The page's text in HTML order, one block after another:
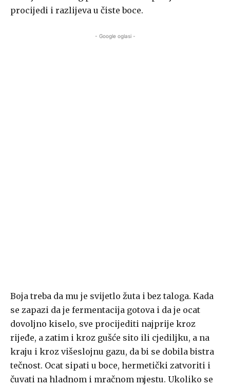
procijedi i razlijeva u čiste boce.
- Google oglasi -
Boja treba da mu je svijetlo žuta i bez taloga. Kada
se zapazi da je fermentacija gotova i da je ocat
dovoljno kiselo, sve procijediti najprije kroz
rijeđe, a zatim i kroz gušće sito ili cjediljku, a na
kraju i kroz višeslojnu gazu, da bi se dobila bistra
tečnost. Ocat sipati u boce, hermetički zatvoriti i
čuvati na hladnom i mračnom mjestu. Ukoliko se